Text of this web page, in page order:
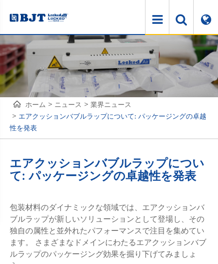
ホーム ニュース
業界ニュース
エアクッションバブルラップについて: パッケージングの卓越
性を発表
エアクッションバブルラップについ
て: パッケージングの卓越性を発表
包装材料のダイナミックな領域では、エアクッションバ
ブルラップが新しいソリューションとして登場し、その
独自の属性と並外れたパフォーマンスで注目を集めてい
ます。 さまざまなドメインにわたるエアクッションバブ
ルラップのパッケージング効果を掘り下げてみましょ